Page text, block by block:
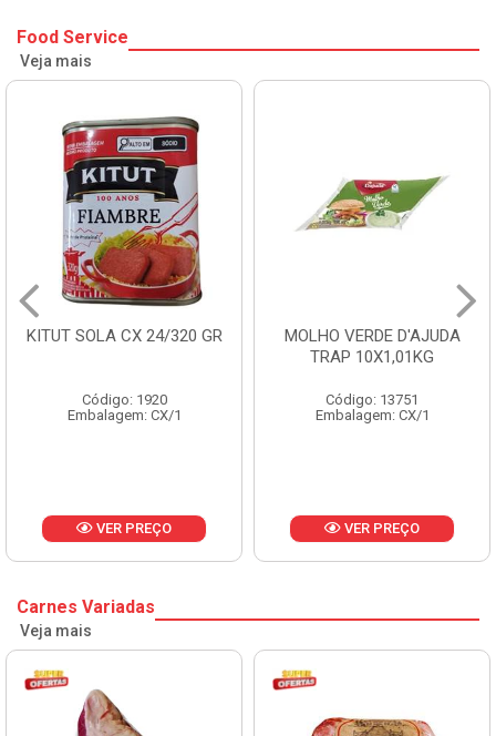
Food Service
Veja mais
KITUT SOLA CX 24/320 GR
Código: 1920
Embalagem: CX/1
VER PREÇO
MOLHO VERDE D'AJUDA
TRAP 10X1,01KG
Código: 13751
Embalagem: CX/1
VER PREÇO
Carnes Variadas
Veja mais